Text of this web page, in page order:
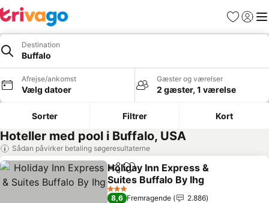
Favoritter
Log ind
Destination
Buffalo
Afrejse/ankomst
Vælg datoer
Gæster og værelser
2 gæster, 1 værelse
Sorter Filtrer Kort
Hoteller med pool i Buffalo, USA
Sådan påvirker betaling søgeresultaterne
Del Føj til favoritter
Holiday Inn Express &
Suites Buffalo By Ihg
Se priser
3 Stjerner
8,6 Fremragende
2.886